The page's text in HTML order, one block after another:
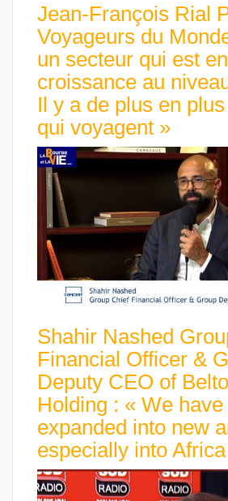
Jean-François Rial
Voyageurs du
un secteur qui est en
croissance au
Il y a de plus en
qui voyagent »
Shahir Nashed
Financial Officer &
Deputy CEO of
Holding : « We
expanded into new
especially into